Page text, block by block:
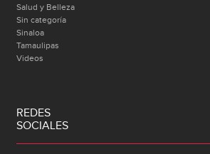
Salud y Belleza
Sin categoría
Sinaloa
Tamaulipas
Videos
REDES
SOCIALES